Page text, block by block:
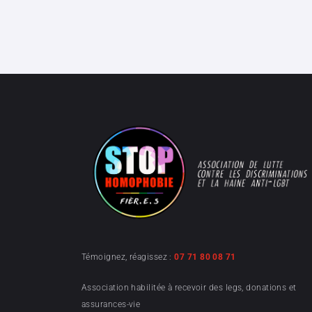
Témoignez, réagissez :07 71 80 08 71
Association habilitée à recevoir des legs, donations et
assurances-vie